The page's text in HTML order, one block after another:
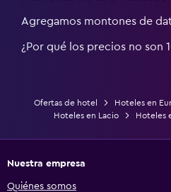
Agregamos montones de
¿Por qué los precios no son
Ofertas de hotel Hoteles en
Hoteles en Lacio
Hoteles
Nuestra empresa
Quiénes somos